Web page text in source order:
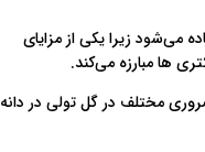
می‌شود زیرا یکی از مزایای
ها مبارزه می‌کند.
مختلف در گل تولی در دانه